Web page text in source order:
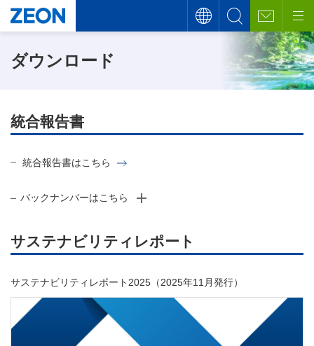
ダウンロード
統合報告書
統合報告書はこちら
バックナンバーはこちら
サステナビリティレポート
サステナビリティレポート2025（2025年11月発行）